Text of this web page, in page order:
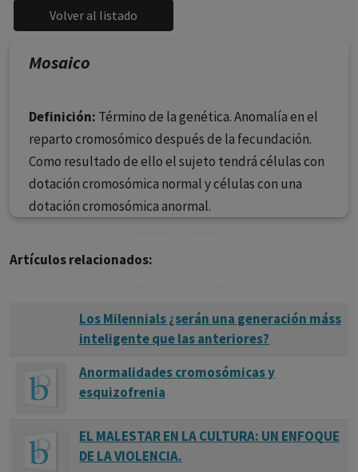
siendo responsabilidad de los profesionales
facultados prescribir medicamentos y decidir, en cada
caso concreto, el tratamiento más adecuado a las
Mosaico
Definición: Término de la genética. Anomalía en el
reparto cromosómico después de la fecundación.
Como resultado de ello el sujeto tendrá células con
dotación cromosómica normal y células con una
dotación cromosómica anormal.
Artículos relacionados:
Los Milennials ¿serán una generación máss
inteligente que las anteriores?
Anormalidades cromosómicas y
esquizofrenia
EL MALESTAR EN LA CULTURA: UN ENFOQUE
DE LA VIOLENCIA.